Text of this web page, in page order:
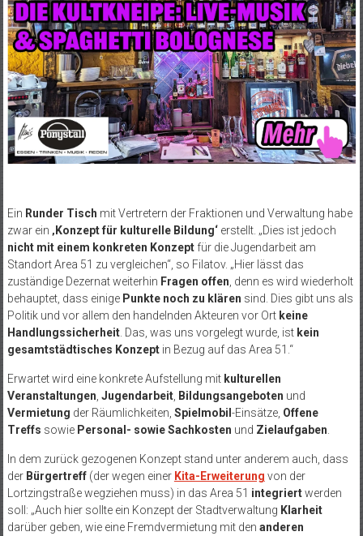
Ein Runder Tisch mit Vertretern der Fraktionen und Verwaltung habe
zwar ein ‚Konzept für kulturelle Bildung‘erstellt. „Dies ist jedoch
nicht mit einem konkreten Konzeptfür die Jugendarbeit am
Standort Area 51 zu vergleichen“, so Filatov. „Hier lässt das
zuständige Dezernat weiterhin Fragen offen , denn es wird wiederholt
behauptet, dass einige Punkte noch zu klären sind. Dies gibt uns als
Politik und vor allem den handelnden Akteuren vor Ort keine
Handlungssicherheit. Das, was uns vorgelegt wurde, ist kein
gesamtstädtisches Konzeptin Bezug auf das Area 51.“
Erwartet wird eine konkrete Aufstellung mit kulturellen
Veranstaltungen Jugendarbeit, Bildungsangeboten und
Vermietung der Räumlichkeiten, Spielmobil -Einsätze, Offene
Treffs sowie Personal- sowie Sachkosten und Zielaufgaben
In dem zurück gezogenen Konzept stand unter anderem auch, dass
der Bürgertreff(der wegen einer Kita-Erweiterung von der
Lortzingstraße wegziehen muss) in das Area 51 integriertwerden
soll: „Auch hier sollte ein Konzept der Stadtverwaltung Klarheit
darüber geben, wie eine Fremdvermietung mit den anderen